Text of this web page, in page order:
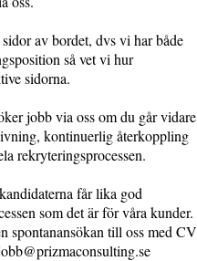
av bordet, dvs vi har både
så vet vi hur
sidorna.
jobb via oss om du går vidare
kontinuerlig återkoppling
rekryteringsprocessen.
får lika god
som det är för våra kunder.
spontanansökan till oss med CV